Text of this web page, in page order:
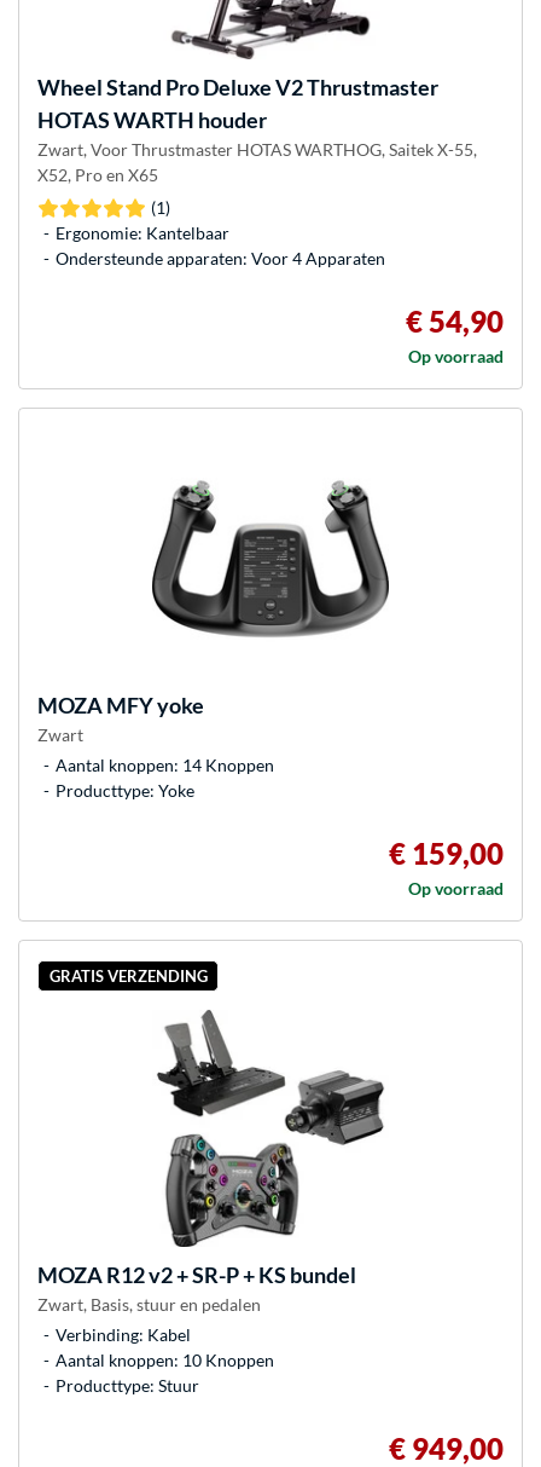
Wheel Stand ProDeluxe V2 Thrustmaster
HOTAS WARTH houder
Zwart, Voor Thrustmaster HOTAS WARTHOG, Saitek X-55,
X52, Pro en X65
(1)
Ergonomie: Kantelbaar
Ondersteunde apparaten: Voor 4 Apparaten
€ 54,90
Op voorraad
MOZAMFY yoke
Zwart
Aantal knoppen: 14 Knoppen
Producttype: Yoke
€ 159,00
Op voorraad
GRATIS VERZENDING
MOZAR12 v2 + SR-P + KS bundel
Zwart, Basis, stuur en pedalen
Verbinding: Kabel
Aantal knoppen: 10 Knoppen
Producttype: Stuur
€ 949,00